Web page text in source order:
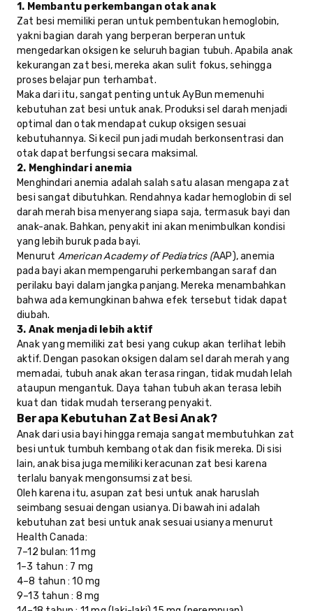
1. Membantu perkembangan otak anak
Zat besi memiliki peran untuk pembentukan hemoglobin,
yakni bagian darah yang berperan berperan untuk
mengedarkan oksigen ke seluruh bagian tubuh. Apabila anak
kekurangan zat besi, mereka akan sulit fokus, sehingga
proses belajar pun terhambat.
Maka dari itu, sangat penting untuk AyBun memenuhi
kebutuhan zat besi untuk anak. Produksi sel darah menjadi
optimal dan otak mendapat cukup oksigen sesuai
kebutuhannya. Si kecil pun jadi mudah berkonsentrasi dan
otak dapat berfungsi secara maksimal.
2. Menghindari anemia
Menghindari anemia adalah salah satu alasan mengapa zat
besi sangat dibutuhkan. Rendahnya kadar hemoglobin di sel
darah merah bisa menyerang siapa saja, termasuk bayi dan
anak-anak. Bahkan, penyakit ini akan menimbulkan kondisi
yang lebih buruk pada bayi.
Menurut American Academy of Pediatrics (AAP), anemia
pada bayi akan mempengaruhi perkembangan saraf dan
perilaku bayi dalam jangka panjang. Mereka menambahkan
bahwa ada kemungkinan bahwa efek tersebut tidak dapat
diubah.
3. Anak menjadi lebih aktif
Anak yang memiliki zat besi yang cukup akan terlihat lebih
aktif. Dengan pasokan oksigen dalam sel darah merah yang
memadai, tubuh anak akan terasa ringan, tidak mudah lelah
ataupun mengantuk. Daya tahan tubuh akan terasa lebih
kuat dan tidak mudah terserang penyakit.
Berapa Kebutuhan Zat Besi Anak?
Anak dari usia bayi hingga remaja sangat membutuhkan zat
besi untuk tumbuh kembang otak dan fisik mereka. Di sisi
lain, anak bisa juga memiliki keracunan zat besi karena
terlalu banyak mengonsumsi zat besi.
Oleh karena itu, asupan zat besi untuk anak haruslah
seimbang sesuai dengan usianya. Di bawah ini adalah
kebutuhan zat besi untuk anak sesuai usianya menurut
Health Canada:
7–12 bulan: 11 mg
1–3 tahun : 7 mg
4–8 tahun : 10 mg
9–13 tahun : 8 mg